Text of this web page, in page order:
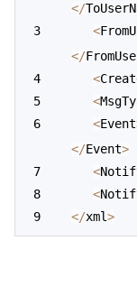
</
<
</
<
<
<Event
</Event>
<
<
</xml>